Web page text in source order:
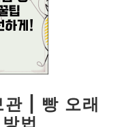
| 빵 오래